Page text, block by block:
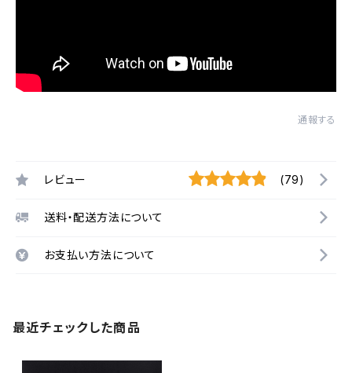
通報する
レビュー (79)
送料・配送方法について
お支払い方法について
最近チェックした商品